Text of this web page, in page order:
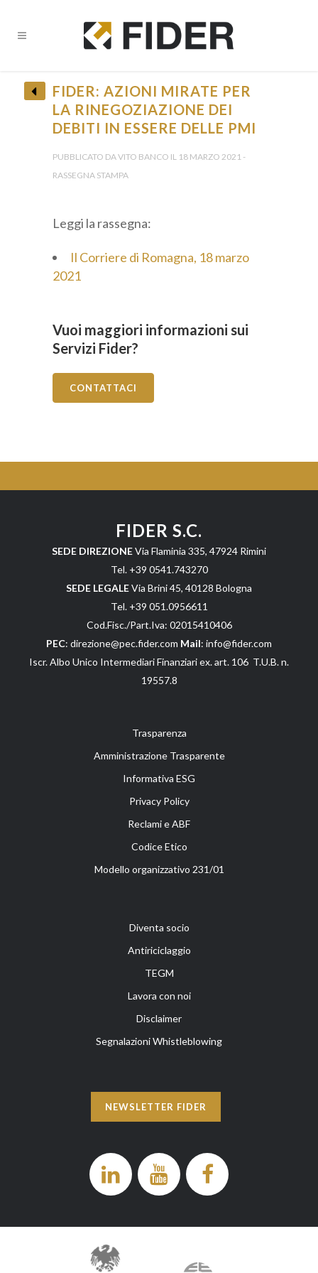
FIDER: AZIONI MIRATE PER
LA RINEGOZIAZIONE DEI
DEBITI IN ESSERE DELLE PMI
PUBBLICATO DA VITO BANCO IL 18 MARZO 2021 -
RASSEGNA STAMPA
Leggi la rassegna:
Il Corriere di Romagna, 18 marzo
2021
Vuoi maggiori informazioni sui
Servizi Fider?
CONTATTACI
FIDER S.C.
SEDE DIREZIONEVia Flaminia 335, 47924 Rimini
Tel. +39 0541.743270
SEDE LEGALEVia Brini 45, 40128 Bologna
Tel. +39 051.0956611
Cod.Fisc./Part.Iva: 02015410406
PEC: direzione@pec.fider.comMail: info@fider.com
Iscr. Albo Unico Intermediari Finanziari ex. art. 106 T.U.B. n.
19557.8
Trasparenza
Amministrazione Trasparente
Informativa ESG
Privacy Policy
Reclami e ABF
Codice Etico
Modello organizzativo 231/01
Diventa socio
Antiriciclaggio
TEGM
Lavora con noi
Disclaimer
Segnalazioni Whistleblowing
NEWSLETTER FIDER
• Ricevi tutti gli Aggiornamenti •
Provincia *
Categoria professionale *
Autorizzo il trattamento dei miei dati personali *